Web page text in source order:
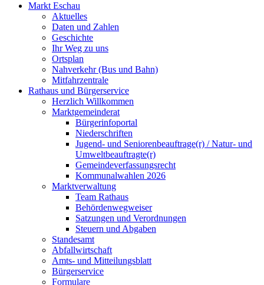
Markt Eschau
Aktuelles
Daten und Zahlen
Geschichte
Ihr Weg zu uns
Ortsplan
Nahverkehr (Bus und Bahn)
Mitfahrzentrale
Rathaus und Bürgerservice
Herzlich Willkommen
Marktgemeinderat
Bürgerinfoportal
Niederschriften
Jugend- und Seniorenbeauftrage(r) / Natur- und
Umweltbeauftragte(r)
Gemeindeverfassungsrecht
Kommunalwahlen 2026
Marktverwaltung
Team Rathaus
Behördenwegweiser
Satzungen und Verordnungen
Steuern und Abgaben
Standesamt
Abfallwirtschaft
Amts- und Mitteilungsblatt
Bürgerservice
Formulare